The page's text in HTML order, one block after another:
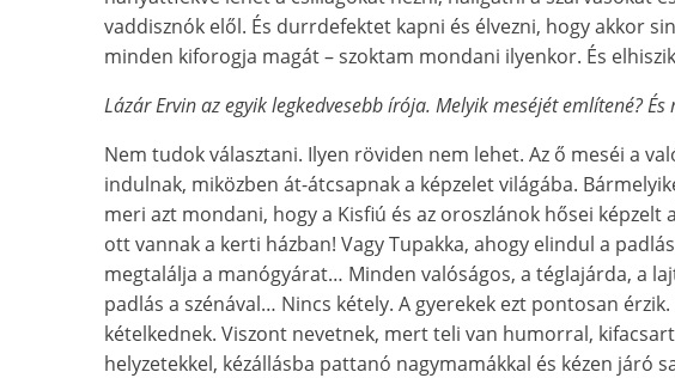
vaddisznók elől. És durrdefektet kapni és élvezni, hogy akkor
minden kiforogja magát – szoktam mondani ilyenkor. És
Lázár Ervin az egyik legkedvesebb írója. Melyik meséjét említené? És
Nem tudok választani. Ilyen röviden nem lehet. Az ő meséi a
indulnak, miközben át-átcsapnak a képzelet világába.
meri azt mondani, hogy a Kisfiú és az oroszlánok hősei képzelt
ott vannak a kerti házban! Vagy Tupakka, ahogy elindul a
megtalálja a manógyárat… Minden valóságos, a téglajárda, a
padlás a szénával… Nincs kétely. A gyerekek ezt pontosan érzik.
kételkednek. Viszont nevetnek, mert teli van humorral, kifacsart
helyzetekkel, kézállásba pattanó nagymamákkal és kézen járó